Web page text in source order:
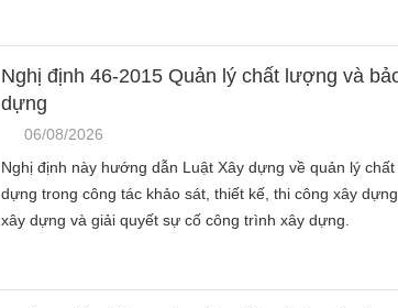
Nghị định 46-2015 Quản lý chất lượng và
dựng
06/08/2026
Nghị định này hướng dẫn Luật Xây dựng về quản lý
dựng trong công tác khảo sát, thiết kế, thi công xây
xây dựng và giải quyết sự cố công trình xây dựng.